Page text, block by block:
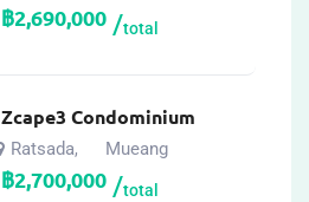
฿2,690,000 total
Zcape3 Condominium
Ratsada, Mueang
฿2,700,000 total